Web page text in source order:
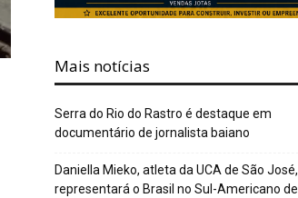
Mais notícias
Serra do Rio do Rastro é destaque em
documentário de jornalista baiano
Daniella Mieko, atleta da UCA de São José,
representará o Brasil no Sul-Americano de